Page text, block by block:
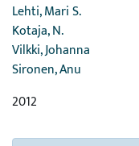
Lehti, Mari S.
Kotaja, N.
Vilkki, Johanna
Sironen, Anu
2012